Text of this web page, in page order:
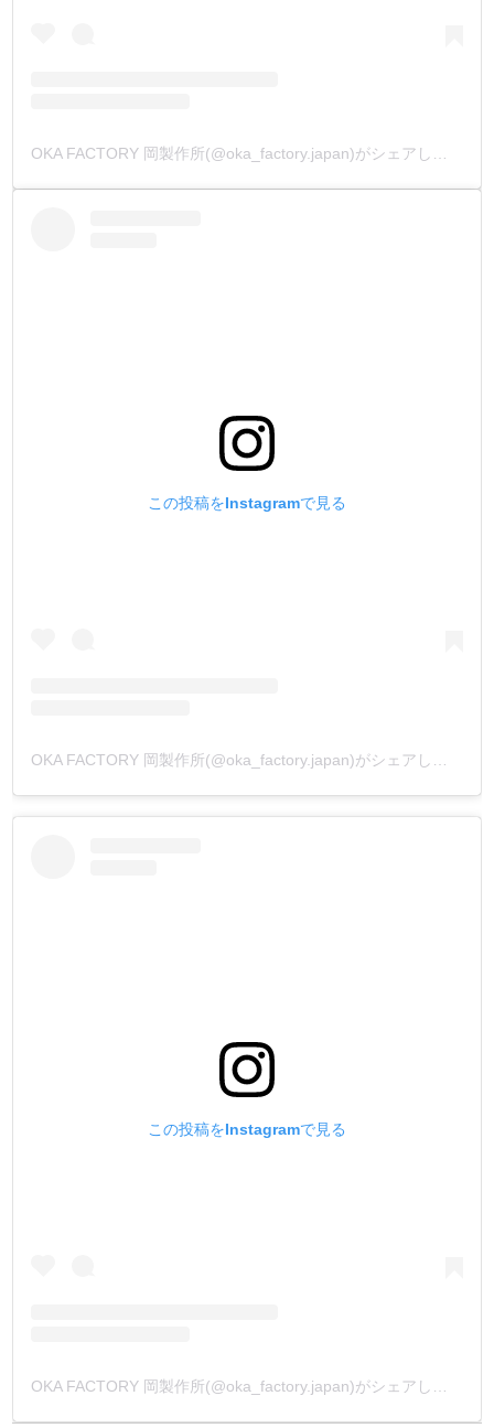
OKA FACTORY 岡製作所(@oka_factory.japan)がシェアした投稿
この投稿をInstagramで見る
この投稿をInstagramで見る